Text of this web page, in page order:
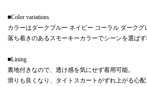
■Color variations
カラーはダークブルー ネイビー コーラル ダークグ
落ち着きのあるスモーキーカラーでシーンを選ばず
■Lining
裏地付きなので、透け感を気にせず着用可能。
滑りも良くなり、タイトスカートがずれ上がる心配